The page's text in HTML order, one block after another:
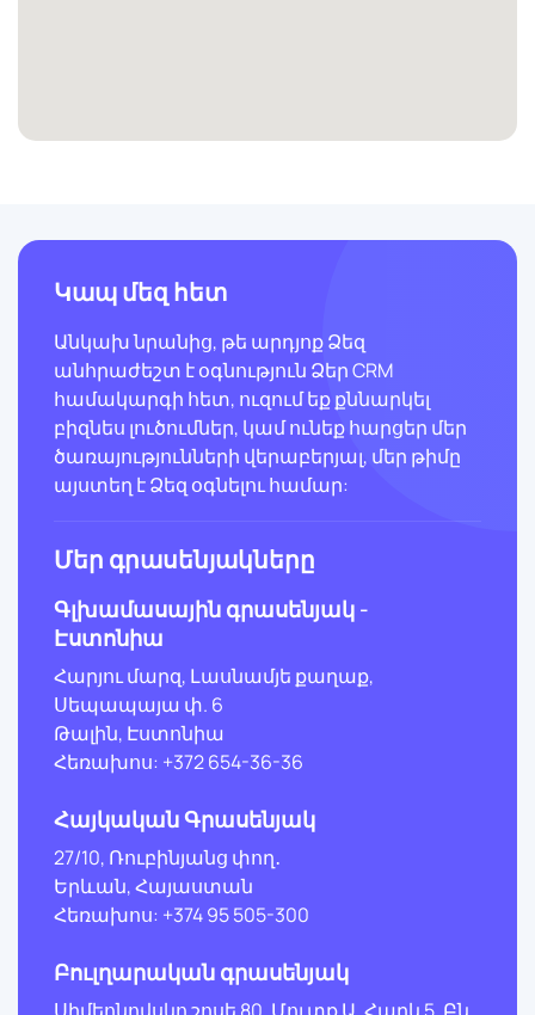
Կապ մեզ հետ
Անկախ նրանից, թե արդյոք Ձեզ
անհրաժեշտ է օգնություն Ձեր CRM
համակարգի հետ, ուզում եք քննարկել
բիզնես լուծումներ, կամ ունեք հարցեր մեր
ծառայությունների վերաբերյալ, մեր թիմը
այստեղ է Ձեզ օգնելու համար:
Մեր գրասենյակները
Գլխամասային գրասենյակ -
Էստոնիա
Հարյու մարզ, Լասնամյե քաղաք,
Սեպապայա փ. 6
Թալին, Էստոնիա
Հեռախոս: +372 654-36-36
Հայկական Գրասենյակ
27/10, Ռուբինյանց փող․
Երևան, Հայաստան
Հեռախոս: +374 95 505-300
Բուլղարական գրասենյակ